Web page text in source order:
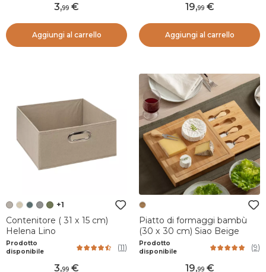
3,99
Aggiungi al carrello
19,99
Aggiungi al carrello
+1
Contenitore ( 31 x 15 cm)
Helena Lino
Prodotto
disponibile
(11)
3,99
Piatto di formaggi bambù
(30 x 30 cm) Siao Beige
Prodotto
disponibile
(9)
19,99